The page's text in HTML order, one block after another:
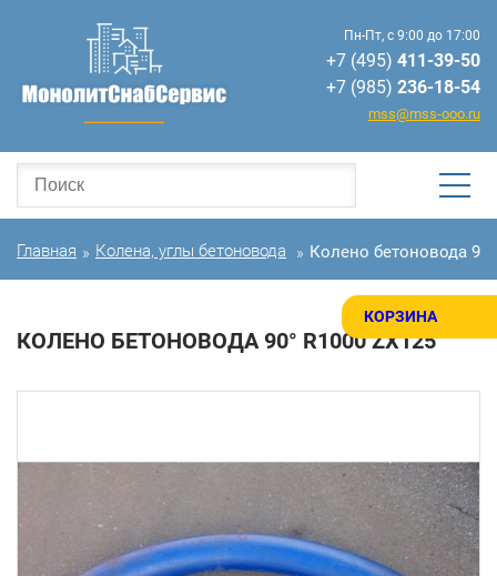
КОРЗИНА
Пн-Пт, с 9:00 до 17:00
+7 (495) 411-39-50
+7 (985) 236-18-54
mss@mss-ooo.ru
Главная » Колена, углы бетоновода » Колено бетоновода
КОЛЕНО БЕТОНОВОДА 90° R1000 ZX125